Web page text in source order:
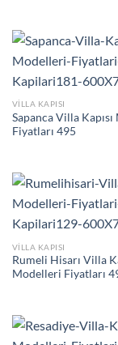
VILLA KAPISI
Sapanca Villa
Fiyatları 495
VILLA KAPISI
Rumeli Hisarı Villa
Modelleri Fiyatları